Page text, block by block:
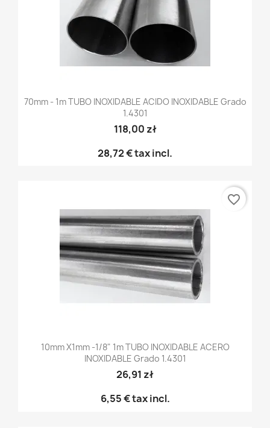
70mm - 1m TUBO INOXIDABLE ACIDO INOXIDABLE Grado
1.4301
118,00 zł
28,72 €tax incl.
10mm X1mm -1/8" 1m TUBO INOXIDABLE ACERO
INOXIDABLE Grado 1.4301
26,91 zł
6,55 €tax incl.
favorite_border